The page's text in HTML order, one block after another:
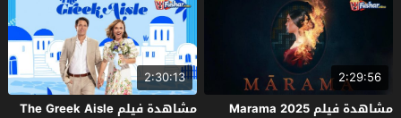
2:29:56
مشاهدة فيلم Marama 2025
2:30:13
مشاهدة فيلم The Greek Aisle